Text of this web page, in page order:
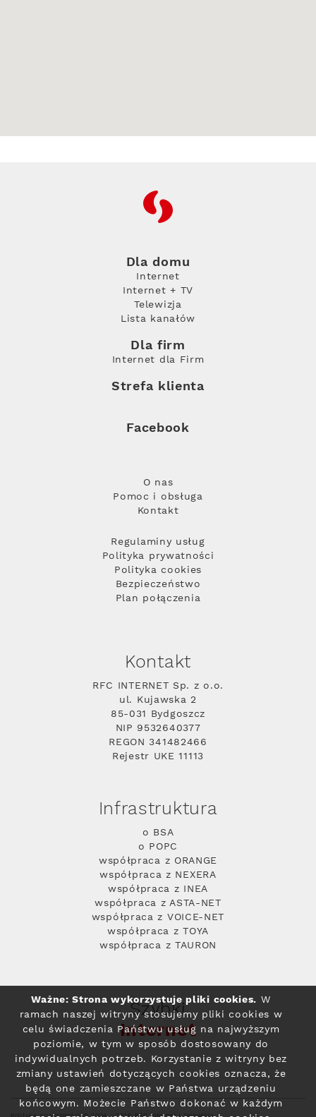
RFC
Dla domu
Internet
Internet + TV
Telewizja
Lista kanałów
Dla firm
Internet dla Firm
Strefa klienta
Facebook
O nas
Pomoc i obsługa
Kontakt
Regulaminy usług
Polityka prywatności
Polityka cookies
Bezpieczeństwo
Plan połączenia
Kontakt
RFC INTERNET Sp. z o.o.
ul. Kujawska 2
85-031 Bydgoszcz
NIP 9532640377
REGON 341482466
Rejestr UKE 11113
Infrastruktura
o BSA
o POPC
współpraca z ORANGE
współpraca z NEXERA
współpraca z INEA
współpraca z ASTA-NET
współpraca z VOICE-NET
współpraca z TOYA
współpraca z TAURON
Szybki
Internet
Ważne: Strona wykorzystuje pliki cookies. W
ramach naszej witryny stosujemy pliki cookies w
celu świadczenia Państwu usług na najwyższym
poziomie, w tym w sposób dostosowany do
indywidualnych potrzeb. Korzystanie z witryny bez
zmiany ustawień dotyczących cookies oznacza, że
będą one zamieszczane w Państwa urządzeniu
końcowym. Możecie Państwo dokonać w każdym